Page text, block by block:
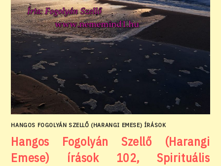
HANGOS FOGOLYÁN SZELLŐ (HARANGI EMESE) ÍRÁSOK
Hangos Fogolyán Szellő (Harangi
Emese) írások 102, Spirituális